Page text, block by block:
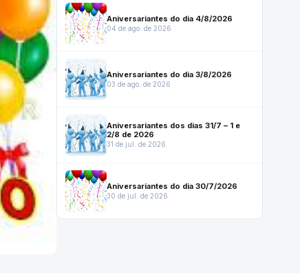
Aniversariantes do dia 4/8/2026
04 de ago. de 2026
Aniversariantes do dia 3/8/2026
03 de ago. de 2026
Aniversariantes dos dias 31/7 – 1 e
2/8 de 2026
31 de jul. de 2026
Aniversariantes do dia 30/7/2026
30 de jul. de 2026